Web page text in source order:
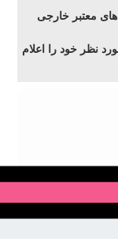
معتبر خارجی
نظر خود را اعلام